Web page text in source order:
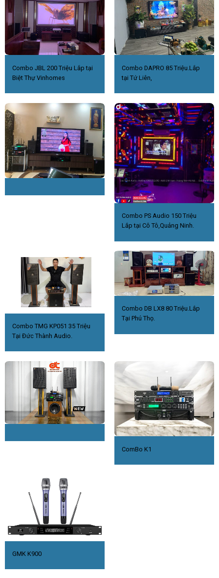
Combo JBL 200 Triệu Lắp tại
Biệt Thự Vinhomes
Combo DAPRO 85 Triệu.Lắp
tại Tứ Liên,
Combo PS Audio 150 Triệu
Lắp tại Cô Tô,Quảng Ninh.
Combo TMG KP051 35 Triệu
Tại Đức Thành Audio.
Combo DB LX8 80 Triệu.Lắp
Tại Phú Thọ.
ComBo K1
GMK K900